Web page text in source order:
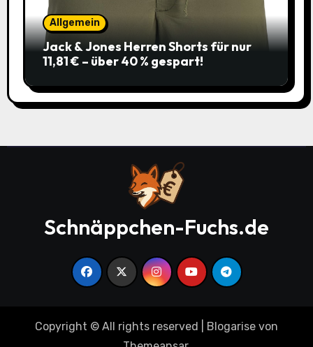
Allgemein
Jack & Jones Herren Shorts für nur
11,81 € – über 40 % gespart!
Schnäppchen-Fuchs.de
Copyright © All rights reserved Blogarise von